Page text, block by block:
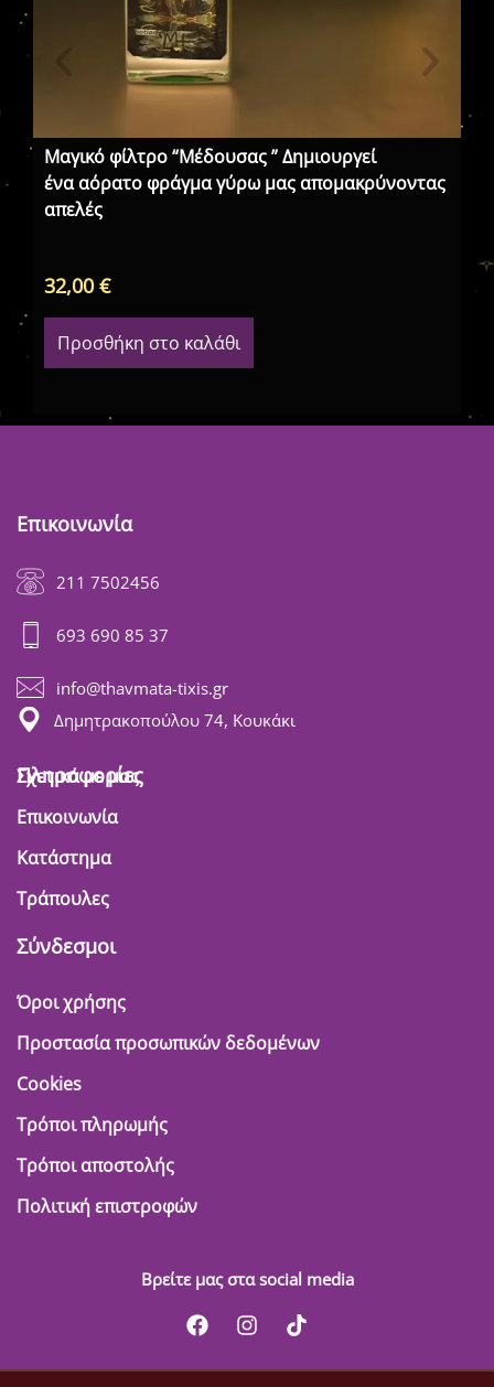
Μαγικό φίλτρο “Μέδουσας ” Δημιουργεί
ένα αόρατο φράγμα γύρω μας απομακρύνοντας
απελές
32,00€
Προσθήκη στο καλάθι
Επικοινωνία
211 7502456
693 690 85 37
info@thavmata-tixis.gr
Δημητρακοπούλου 74, Κουκάκι
Πληροφορίες
Σχετικά με μας
Επικοινωνία
Κατάστημα
Τράπουλες
Σύνδεσμοι
Όροι χρήσης
Προστασία προσωπικών δεδομένων
Cookies
Τρόποι πληρωμής
Τρόποι αποστολής
Πολιτική επιστροφών
Βρείτε μας στα social media